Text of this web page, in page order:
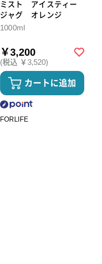
ミスト アイスティー
ジャグ オレンジ
1000ml
￥3,200
(税込 ￥3,520)
カートに追加
FORLIFE